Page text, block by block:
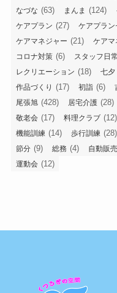
なづな (63) まんま (124)
ケアプラン (27) ケアプラ
ケアマネジャー (21) ケアマ
コロナ対策 (6) スタッフ日常
レクリエーション (18) 七夕
作品づくり (17) 初詣 (6)
尾張旭 (428) 居宅介護 (28)
敬老会 (17) 料理クラブ (12)
機能訓練 (14) 歩行訓練 (28)
節分 (9) 総務 (4) 自動販
運動会 (12)